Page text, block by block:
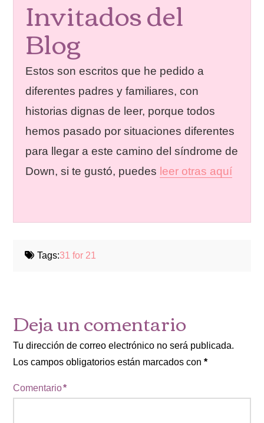
Invitados del
Blog
Estos son escritos que he pedido a
diferentes padres y familiares, con
historias dignas de leer, porque todos
hemos pasado por situaciones diferentes
para llegar a este camino del síndrome de
Down, si te gustó, puedes leer otras aquí
Tags:31 for 21
Deja un comentario
Tu dirección de correo electrónico no será publicada.
Los campos obligatorios están marcados con*
Comentario*